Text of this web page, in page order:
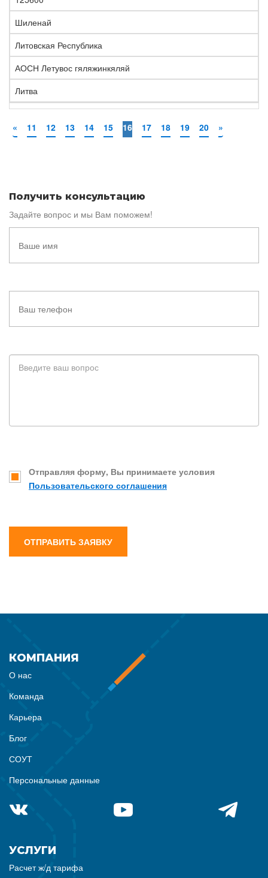
Шиленай
Литовская Республика
АОСН Летувос гяляжинкяляй
Литва
« 11 12 13 14 15 16 17 18 19 20 »
Получить консультацию
Задайте вопрос и мы Вам поможем!
Отправляя форму, Вы принимаете условия
Пользовательского соглашения
ОТПРАВИТЬ ЗАЯВКУ
КОМПАНИЯ
О нас
Команда
Карьера
Блог
СОУТ
Персональные данные
УСЛУГИ
Расчет ж/д тарифа